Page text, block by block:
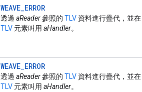
WEAVE_ERROR
透過 aReader參照的 TLV 資料進行疊代，並在
TLV 元素叫用 aHandler。
WEAVE_ERROR
透過 aReader參照的 TLV 資料進行疊代，並在
TLV 元素叫用 aHandler。